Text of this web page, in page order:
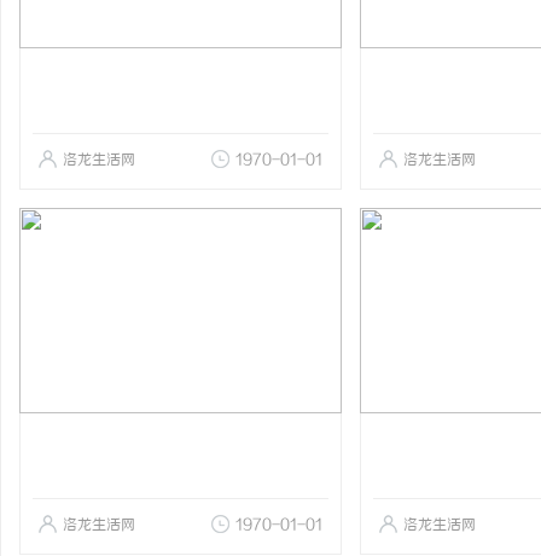
洛龙生活网 1970-01-01 洛龙生活网
洛龙生活网 1970-01-01 洛龙生活网